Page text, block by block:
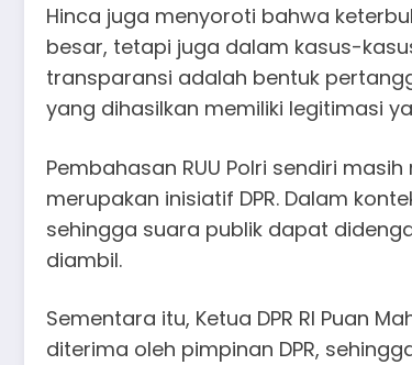
Hinca juga menyoroti bahwa
besar, tetapi juga dalam kasus-
transparansi adalah bentuk
yang dihasilkan memiliki legitimasi
Pembahasan RUU Polri sendiri
merupakan inisiatif DPR. Dalam
sehingga suara publik dapat
diambil.
Sementara itu, Ketua DPR RI Puan
diterima oleh pimpinan DPR,